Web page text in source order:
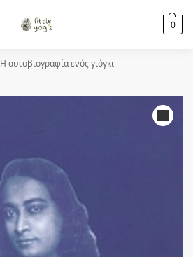
0
Η αυτοβιογραφία ενός γιόγκι